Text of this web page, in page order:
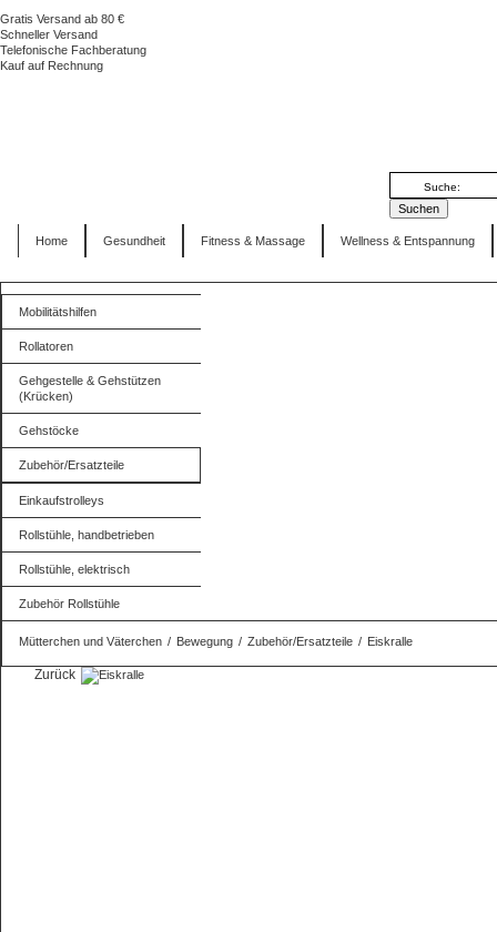
Gratis Versand ab 80 €
Schneller Versand
Telefonische Fachberatung
Kauf auf Rechnung
Home Gesundheit Fitness & Massage Wellness & Entspannung
Mobilitätshilfen
Rollatoren
Gehgestelle & Gehstützen
(Krücken)
Gehstöcke
Zubehör/Ersatzteile
Einkaufstrolleys
Rollstühle, handbetrieben
Rollstühle, elektrisch
Zubehör Rollstühle
Mütterchen und Väterchen / Bewegung / Zubehör/Ersatzteile / Eiskralle
Zurück